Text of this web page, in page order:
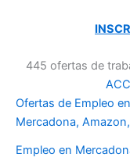
445 ofertas de
Ofertas de Empleo
Mercadona,
Empleo en